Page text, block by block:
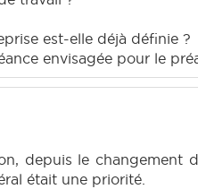
est-elle déjà définie ?
envisagée pour le
depuis le changement
était une priorité.